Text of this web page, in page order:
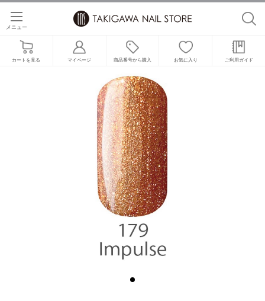
カートを見る マイページ 商品番号から購入 お気に入り ご利用ガイド
メニュー